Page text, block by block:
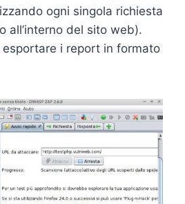
ogni singola richiesta
all’interno del sito web).
i report in formato